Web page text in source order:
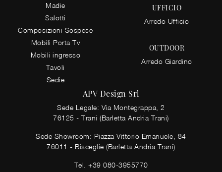
Madie
Salotti
Composizioni Sospese
Mobili Porta Tv
Mobili ingresso
Tavoli
Sedie
UFFICIO
Arredo Ufficio
OUTDOOR
Arredo Giardino
APV Design Srl
Sede Legale: Via Montegrappa, 2
76125 - Trani (Barletta Andria Trani)
Sede Showroom: Piazza Vittorio Emanuele, 84
76011 - Bisceglie (Barletta Andria Trani)
Tel. +39 080-3955770